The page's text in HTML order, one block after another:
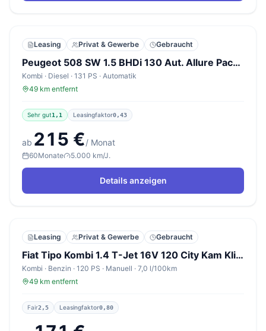
Leasing Privat & Gewerbe Gebraucht
Peugeot 508 SW 1.5 BHDi 130 Aut. Allure Pack Nav SHZ eHK
Kombi · Diesel · 131 PS · Automatik
49 km entfernt
Sehr gut1,1 Leasingfaktor0,43
ab 215 €/ Monat
60Monate 5.000 km/J.
Details anzeigen
Leasing Privat & Gewerbe Gebraucht
Fiat Tipo Kombi 1.4 T-Jet 16V 120 City Kam Klimaaut
Kombi · Benzin · 120 PS · Manuell · 7,0 l/100km
49 km entfernt
Fair2,5 Leasingfaktor0,80